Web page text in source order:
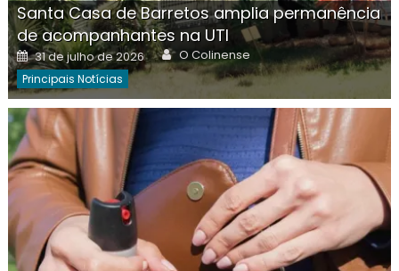
Santa Casa de Barretos amplia permanência
de acompanhantes na UTI
Posted
on
31 de julho de 2026 Author
O Colinense
Principais Notícias